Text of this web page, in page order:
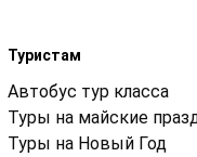
Туристам
Автобус тур класса
Туры на майские
Туры на Новый Год